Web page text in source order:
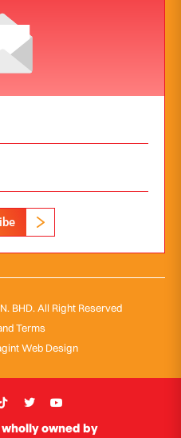
BHD. All Right Reserved
Terms
Web Design
wholly owned by